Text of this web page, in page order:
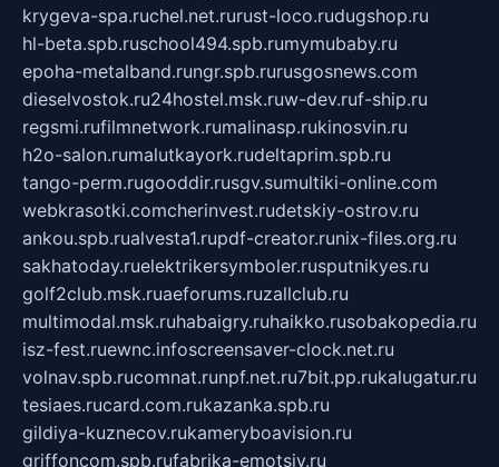
krygeva-spa.ruchel.net.rurust-loco.rudugshop.ru
hl-beta.spb.ruschool494.spb.rumymubaby.ru
epoha-metalband.rungr.spb.rurusgosnews.com
dieselvostok.ru24hostel.msk.ruw-dev.ruf-ship.ru
regsmi.rufilmnetwork.rumalinasp.rukinosvin.ru
h2o-salon.rumalutkayork.rudeltaprim.spb.ru
tango-perm.rugooddir.rusgv.sumultiki-online.com
webkrasotki.comcherinvest.rudetskiy-ostrov.ru
ankou.spb.rualvesta1.rupdf-creator.runix-files.org.ru
sakhatoday.ruelektrikersymboler.rusputnikyes.ru
golf2club.msk.ruaeforums.ruzallclub.ru
multimodal.msk.ruhabaigry.ruhaikko.rusobakopedia.ru
isz-fest.ruewnc.infoscreensaver-clock.net.ru
volnav.spb.rucomnat.runpf.net.ru7bit.pp.rukalugatur.ru
tesiaes.rucard.com.rukazanka.spb.ru
gildiya-kuznecov.rukameryboavision.ru
griffoncom.spb.rufabrika-emotsiy.ru